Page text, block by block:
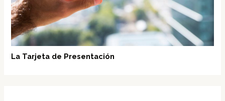
La Tarjeta de Presentación